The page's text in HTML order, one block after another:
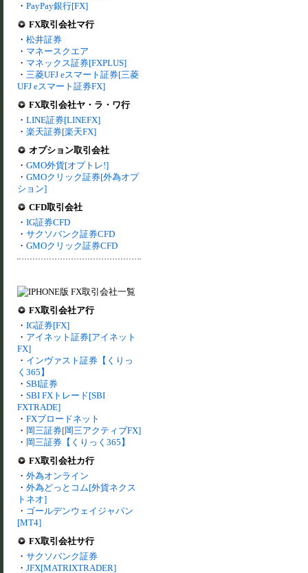
・ PayPay銀行[FX]
FX取引会社マ行
・ 松井証券
・ マネースクエア
・ マネックス証券[FXPLUS]
・ 三菱UFJ eスマート証券[三菱
UFJ eスマート証券FX]
FX取引会社ヤ・ラ・ワ行
・ LINE証券[LINEFX]
・ 楽天証券[楽天FX]
オプション取引会社
・ GMO外貨[オプトレ!]
・ GMOクリック証券[外為オプ
ション]
CFD取引会社
・ IG証券CFD
・ サクソバンク証券CFD
・ GMOクリック証券CFD
FX取引会社ア行
・ IG証券[FX]
・ アイネット証券[アイネット
FX]
・ インヴァスト証券【くりっ
く365】
・ SBI証券
・ SBI FXトレード[SBI
FXTRADE]
・ FXブロードネット
・ 岡三証券[岡三アクティブFX]
・ 岡三証券【くりっく365】
FX取引会社カ行
・ 外為オンライン
・ 外為どっとコム[外貨ネクス
トネオ]
・ ゴールデンウェイジャパン
[MT4]
FX取引会社サ行
・ サクソバンク証券
・ JFX[MATRIXTRADER]